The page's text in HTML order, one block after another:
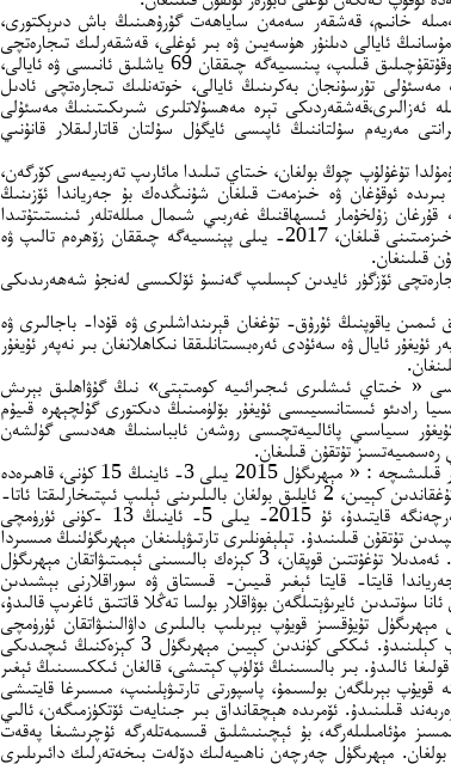
خانىم، قەشقەر سەمەن ساياھەت گۇرۇھىنىڭ باش دىرېكتورى،
ئايالى دىلنۇر ھۈسەيىن ۋە بىر ئوغلى، قەشقەرلىك تىجارەتچى
ۋە مەرىپەتپەرۋەر ئابدۇراھمان ھەسەننىڭ 30 ئوقۇتقۇچىلىق قىلىپ، پىنسىيەگە چىققان 69 ياشلىق ئانىسى ۋە ئايالى،
تۇرسۇنجان بەكرىنىڭ ئايالى، خوتەنلىك تىجارەتچى ئادىل
ئەزالىرى،قەشقەردىكى تېرە مەھسۇلاتلىرى شىرىكىتىنىڭ مەسئۇلى
مەريەم سۇلتاننىڭ ئاپىسى ئايگۈل سۇلتان قاتارلىقلار قانۇنىي
ياشاۋاتقان، 1988- يىلى قۇمۇلدا تۇغۇلۇپ چوڭ بولغان، خىتاي تىلىدا مائارىپ تەربىيەسى كۆرگەن،
ئوقۇغان ۋە خىزمەت قىلغان شۇنىڭدەك بۇ جەرياندا ئۆزىنىڭ
زۇلخۇمار ئىسھاقنىڭ غەربىي شىمال مىللەتلەر ئىنستىتۇتىدا
ئوقۇغاندىن كېيىن قۇمۇلدا بىر ئۆمۈر ھۆكۈمەت خىزمىتىنى قىلغان، 2017- يىلى پېنسىيەگە چىققان زۆھرەم تالىپ ۋە
قىلىنغان.
ئۆزگۈر ئايدىن كېسلىپ گەنسۇ ئۆلكىسى لەنجۇ شەھەرىدىكى
ئىمىن ياقوپنىڭ ئۇرۇق- تۇغغان قېرىنداشلىرى ۋە قۇدا- باجالىرى ۋە
ئۇيغۇر ئايال ۋە سەئۇدى ئەرەبسىتانلىققا نىكاھلانغان بىر نەپەر ئۇيغۇر
« خىتاي ئىشلىرى ئىجىرائىيە كومىتېتى» نىڭ گۇۋاھلىق بېرىش
رادىئو ئىستانسىيىسى ئۇيغۇر بۆلۈمىنىڭ دىكتورى گۇلچېھرە قىيۇم
جەمەتىدىن 23 ئادەم ۋە ئۇيغۇر سىياسىي پائالىيەتچىسى روشەن ئابباسنىڭ ھەدىسى گۈلشەن
رەسمىيەتسىز تۇتقۇن قىلىغان.
ئەركىن ئاسىيا رادىئوسى ئۇيغۇر بۆلۇمىنىڭ خەۋەر قىلىشىچە : « مېھرىگۈل 2015 يىلى 3- ئاينىڭ 15 كۈنى، قاھىرەدە
ئىككى ئوغۇل، بىر قىز، جەمئىي 3 كېزەك بالا تۇغقاندىن كېيىن، 2 ئايلىق بولغان بالىلىرىنى ئېلىپ ئىپتىخارلىقتا ئاتا-
ئانىسىنى كۆرۈش ئۈچۈن مىسىردىن يۇرتى چەرچەنگە قايتىدۇ، ئۇ 2015- يىلى 5- ئاينىڭ 13 -كۈنى ئۈرۈمچى
تۇتقۇن قىلىنىدۇ. تېلېفونلىرى تارتىۋېلىنغان مېھرىگۈلنىڭ مىسىردا
قالغان ئېرى بىلەن پۈتۈنلەي ئالاقىسى ئۈزۈلىدۇ. ئەمدىلا تۇغۇتتىن قوپقان، 3 كېزەك بالىسىنى ئېمىتىۋاتقان مېھرىگۈل
قامىلىپ، بۇ جەرياندا قايتا- قايتا ئېغىر قىيىن- قىستاق ۋە سوراقلارنى بېشىدىن
سۈتىدىن ئايرىۋېتىلگەن بوۋاقلار بولسا تەڭلا قاتتىق ئاغرىپ قالىدۇ،
كېيىن، يەنى، 8- ئاينىڭ 25-كۈنى مېھرىگۈل تۇيۇقسىز قويۇپ بېرىلىپ بالىلىرى داۋالىنىۋاتقان ئۈرۈمچى
شەھەرلىك ئانا- بالىلار دوختۇرخانىسىغا ئېلىپ كېلىنىدۇ. ئىككى كۈندىن كېيىن مېھرىگۈل 3 كېزەكنىڭ ئىچىدىكى
ئالىدۇ. بىر بالىسىنىڭ ئۆلۈپ كېتىشى، قالغان ئىككىسىنىڭ ئېغىر
بېرىلگەن بولسىمۇ، پاسپورتى تارتىۋېلىنىپ، مىسىرغا قايتىشى
قىلىنىدۇ. ئۆمرىدە ھېچقانداق بىر جىنايەت ئۆتكۈزمىگەن، ئالىي
مۇئامىلىلەرگە، بۇ ئېچىنىشلىق قىسمەتلەرگە ئۇچرىشىغا پەقەت
مېھرىگۈل چەرچەن ناھىيەلىك دۆلەت بىخەتەرلىك دائىرىلىرى